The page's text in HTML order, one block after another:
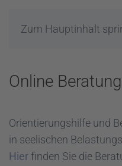
Zum Hauptinhalt
Online Beratung
Orientierungshilfe und
in seelischen
Hierfinden Sie die